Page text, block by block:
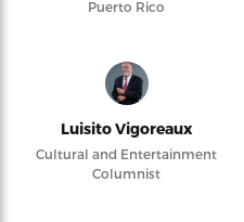
Puerto Rico
Luisito Vigoreaux
Cultural and Entertainment
Columnist